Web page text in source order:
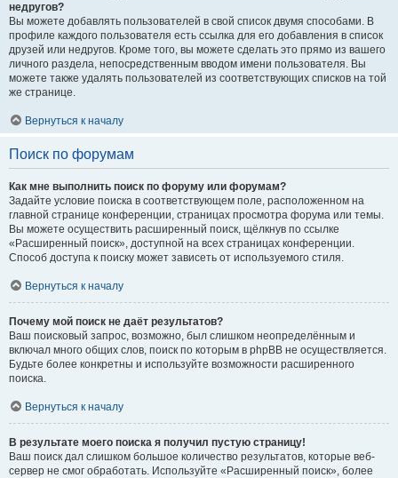
недругов?
Вы можете добавлять пользователей в свой список двумя способами. В
профиле каждого пользователя есть ссылка для его добавления в список
друзей или недругов. Кроме того, вы можете сделать это прямо из вашего
личного раздела, непосредственным вводом имени пользователя. Вы
можете также удалять пользователей из соответствующих списков на той
же странице.
Вернуться к началу
Поиск по форумам
Как мне выполнить поиск по форуму или форумам?
Задайте условие поиска в соответствующем поле, расположенном на
главной странице конференции, страницах просмотра форума или темы.
Вы можете осуществить расширенный поиск, щёлкнув по ссылке
«Расширенный поиск», доступной на всех страницах конференции.
Способ доступа к поиску может зависеть от используемого стиля.
Вернуться к началу
Почему мой поиск не даёт результатов?
Ваш поисковый запрос, возможно, был слишком неопределённым и
включал много общих слов, поиск по которым в phpBB не осуществляется.
Будьте более конкретны и используйте возможности расширенного
поиска.
Вернуться к началу
В результате моего поиска я получил пустую страницу!
Ваш поиск дал слишком большое количество результатов, которые веб-
сервер не смог обработать. Используйте «Расширенный поиск», более